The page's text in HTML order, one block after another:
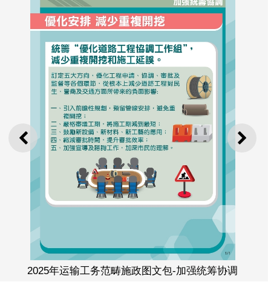
上一则 下一
2025年运输工务范畴施政图文包-加强统筹协调